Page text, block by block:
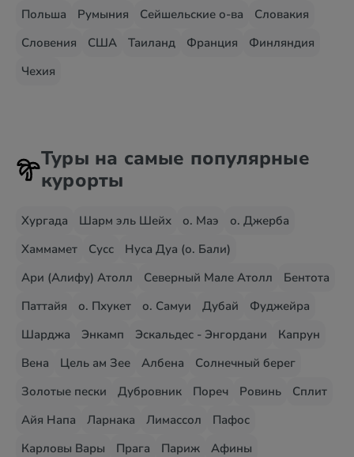
Польша
Румыния Сейшельские о-ва
Словакия
Словения
США Таиланд Франция
Финляндия
Чехия
Туры на самые популярные
курорты
Хургада Шарм эль Шейх о. Маэ
о. Джерба
Хаммамет
Сусс
Нуса Дуа (о. Бали)
Ари (Алифу) Атолл
Северный Мале Атолл
Бентота
Паттайя
о. Пхукет о. Самуи Дубай
Фуджейра
Шарджа
Энкамп Эскальдес - Энгордани
Капрун
Вена
Цель ам Зее Албена
Солнечный берег
Золотые пески
Дубровник Пореч Ровинь
Сплит
Айя Напа
Ларнака Лимассол
Пафос
Карловы Вары
Прага Париж
Афины